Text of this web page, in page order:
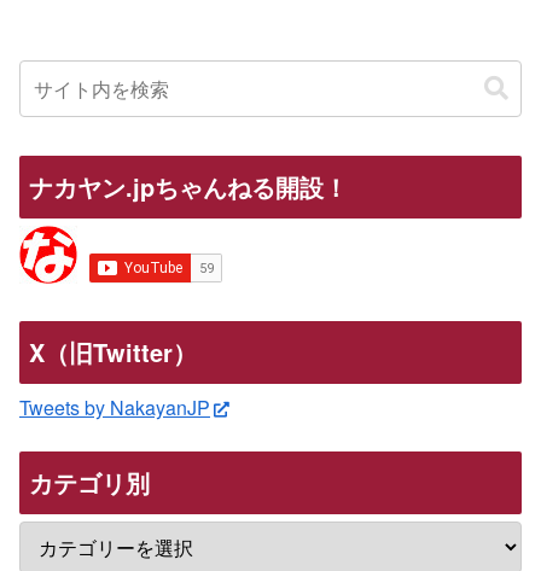
ナカヤン.jpちゃんねる開設！
X（旧Twitter）
Tweets by NakayanJP
カテゴリ別